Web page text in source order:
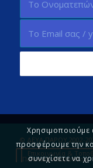
© ΔΕΥΑ ΠΑΡΟΥ 2002-
Επικοινωνία &
Πολιτική Απορρήτου
Χρησιμοποιούμε
προσφέρουμε την
συνεχίσετε να